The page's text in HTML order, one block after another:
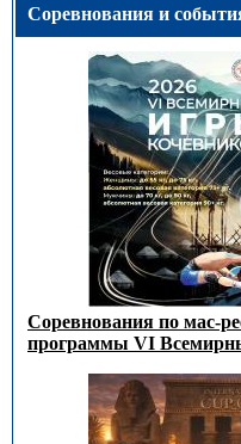
Соревнования и
Соревнования по мас-
программы VI